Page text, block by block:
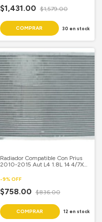
$1,431.00 $1,579.00
30 en stock
Radiador Compatible Con Prius
2010-2015 Aut L4 1.8L 14 4/7X
-9% OFF
$758.00 $836.00
12 en stock